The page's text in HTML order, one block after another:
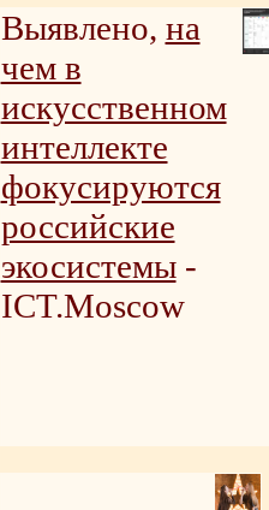
Выявлено, на
чем в
искусственном
интеллекте
фокусируются
российские
экосистемы-
ICT.Moscow